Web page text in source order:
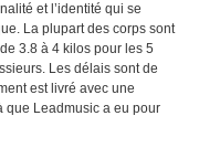
et l’identité qui se
La plupart des corps sont
3.8 à 4 kilos pour les 5
Les délais sont de
est livré avec une
que Leadmusic a eu pour